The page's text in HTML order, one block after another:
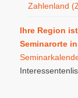
Zahlenland
Ihre Region
Seminarorte